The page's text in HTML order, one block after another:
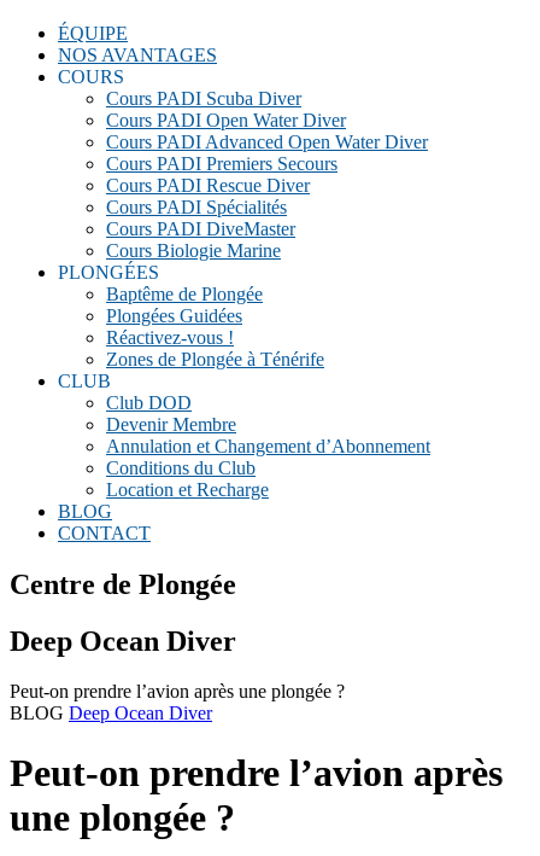
ÉQUIPE
NOS AVANTAGES
COURS
Cours PADI Scuba Diver
Cours PADI Open Water Diver
Cours PADI Advanced Open Water Diver
Cours PADI Premiers Secours
Cours PADI Rescue Diver
Cours PADI Spécialités
Cours PADI DiveMaster
Cours Biologie Marine
PLONGÉES
Baptême de Plongée
Plongées Guidées
Réactivez-vous !
Zones de Plongée à Ténérife
CLUB
Club DOD
Devenir Membre
Annulation et Changement d’Abonnement
Conditions du Club
Location et Recharge
BLOG
CONTACT
Centre de Plongée
Deep Ocean Diver
Peut-on prendre l’avion après une plongée ?
BLOG Deep Ocean Diver
Peut-on prendre l’avion après
une plongée ?